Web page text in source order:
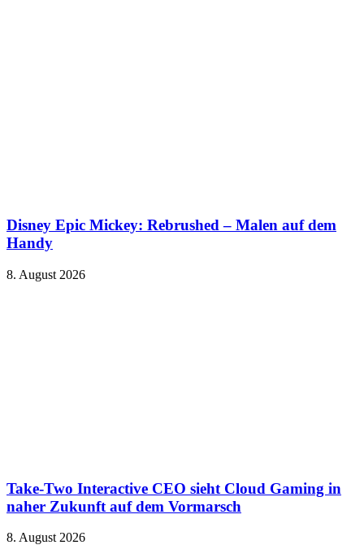
Disney Epic Mickey: Rebrushed – Malen auf dem
Handy
8. August 2026
Take-Two Interactive CEO sieht Cloud Gaming in
naher Zukunft auf dem Vormarsch
8. August 2026